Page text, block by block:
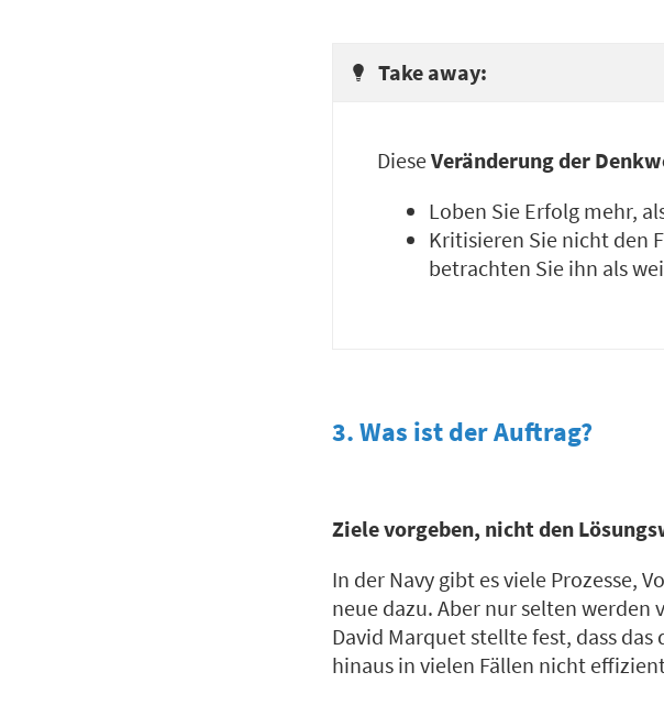
Take away:
DieseVeränderung der
Loben Sie Erfolg mehr,
Kritisieren Sie nicht den
betrachten Sie ihn als
3. Was ist der Auftrag?
Ziele vorgeben, nicht den
In der Navy gibt es viele Prozesse,
neue dazu. Aber nur selten
David Marquet stellte fest, dass
hinaus in vielen Fällen nicht